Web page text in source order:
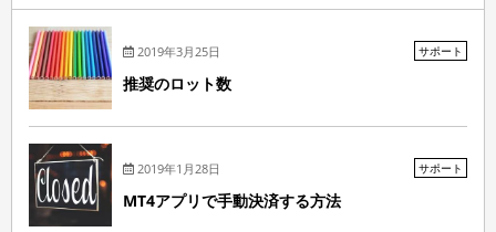
2019年3月25日 サポート
推奨のロット数
2019年1月28日 サポート
MT4アプリで手動決済する方法